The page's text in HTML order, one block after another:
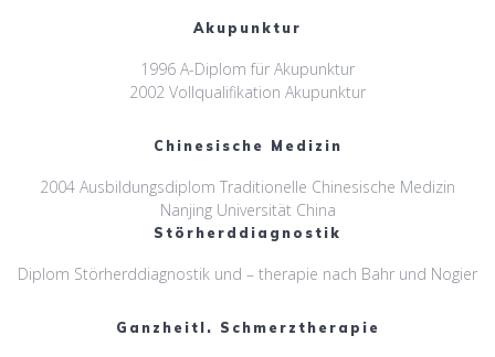
Akupunktur
1996 A-Diplom für Akupunktur
2002 Vollqualifikation Akupunktur
Chinesische Medizin
2004 Ausbildungsdiplom Traditionelle Chinesische Medizin
Nanjing Universität China
Störherddiagnostik
Diplom Störherddiagnostik und – therapie nach Bahr und Nogier
Ganzheitl. Schmerztherapie